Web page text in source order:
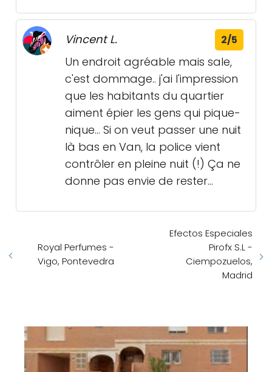
Vincent L. 2/5
Un endroit agréable mais sale,
c'est dommage.. j'ai l'impression
que les habitants du quartier
aiment épier les gens qui pique-
nique... Si on veut passer une nuit
là bas en Van, la police vient
contrôler en pleine nuit (!) Ça ne
donne pas envie de rester...
Royal Perfumes -
Vigo, Pontevedra
Efectos Especiales
Pirofx S.L -
Ciempozuelos,
Madrid